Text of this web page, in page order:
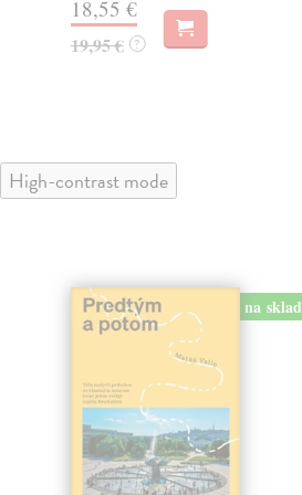
18,55 €
19,95 € ?
High-contrast mode
na